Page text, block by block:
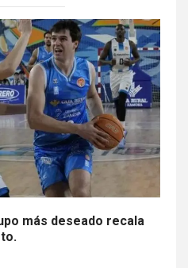
más deseado recala